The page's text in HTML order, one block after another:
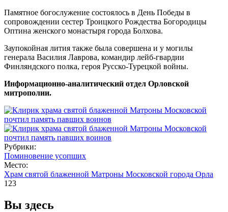
Памятное богослужение состоялось в День Победы в
сопровождении сестер Троицкого Рождества Богородицы
Оптина женского монастыря города Болхова.
Заупокойная лития также была совершена и у могилы
генерала Василия Лаврова, командир лейб-гвардии
Финляндского полка, героя Русско-Турецкой войны.
Информационно-аналитический отдел Орловской
митрополии.
Рубрики:
Поминовение усопших
Место:
Храм святой блаженной Матроны Московской города Орла
123
Вы здесь